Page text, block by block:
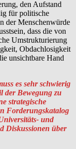
den Aufstand
für politische
der Menschenwürde
dass die von
Umstrukturierung
Obdachlosigkeit
unsichtbare Hand
es sehr schwierig
der Bewegung zu
strategische
Forderungskatalog
und
Diskussionen über